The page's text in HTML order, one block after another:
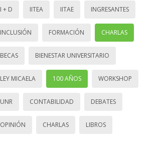
I + D IITEA IITAE INGRESANTES
INCLUSIÓN FORMACIÓN CHARLAS
BECAS BIENESTAR UNIVERSITARIO
LEY MICAELA 100 AÑOS WORKSHOP
UNR CONTABILIDAD DEBATES
OPINIÓN CHARLAS LIBROS